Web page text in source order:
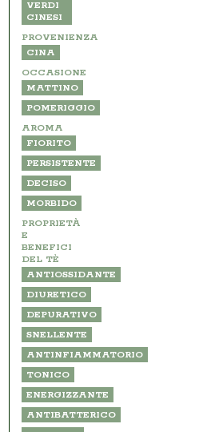
VERDI
CINESI
PROVENIENZA
CINA
OCCASIONE
MATTINO
POMERIGGIO
AROMA
FIORITO
PERSISTENTE
DECISO
MORBIDO
PROPRIETÀ
E
BENEFICI
DEL TÈ
ANTIOSSIDANTE
DIURETICO
DEPURATIVO
SNELLENTE
ANTINFIAMMATORIO
TONICO
ENERGIZZANTE
ANTIBATTERICO